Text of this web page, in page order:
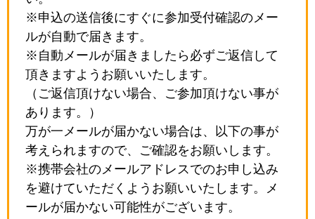
※申込の送信後にすぐに参加受付確認のメー
ルが自動で届きます。
※自動メールが届きましたら必ずご返信して
頂きますようお願いいたします。
（ご返信頂けない場合、ご参加頂けない事が
あります。）
万が一メールが届かない場合は、以下の事が
考えられますので、ご確認をお願いします。
※携帯会社のメールアドレスでのお申し込み
を避けていただくようお願いいたします。メ
ールが届かない可能性がございます。